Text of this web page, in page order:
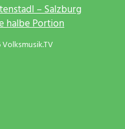
– Salzburg
halbe Portion